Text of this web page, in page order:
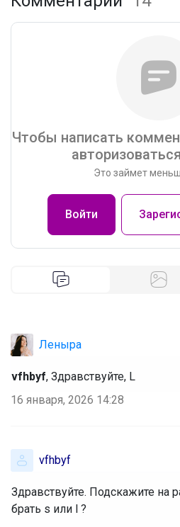
Чтобы написать
Это займет
Войти
Леныра
vfhbyf, Здравствуйте, L
16 января, 2026 14:28
vfhbyf
Здравствуйте. Подскажите на
брать s или l ?